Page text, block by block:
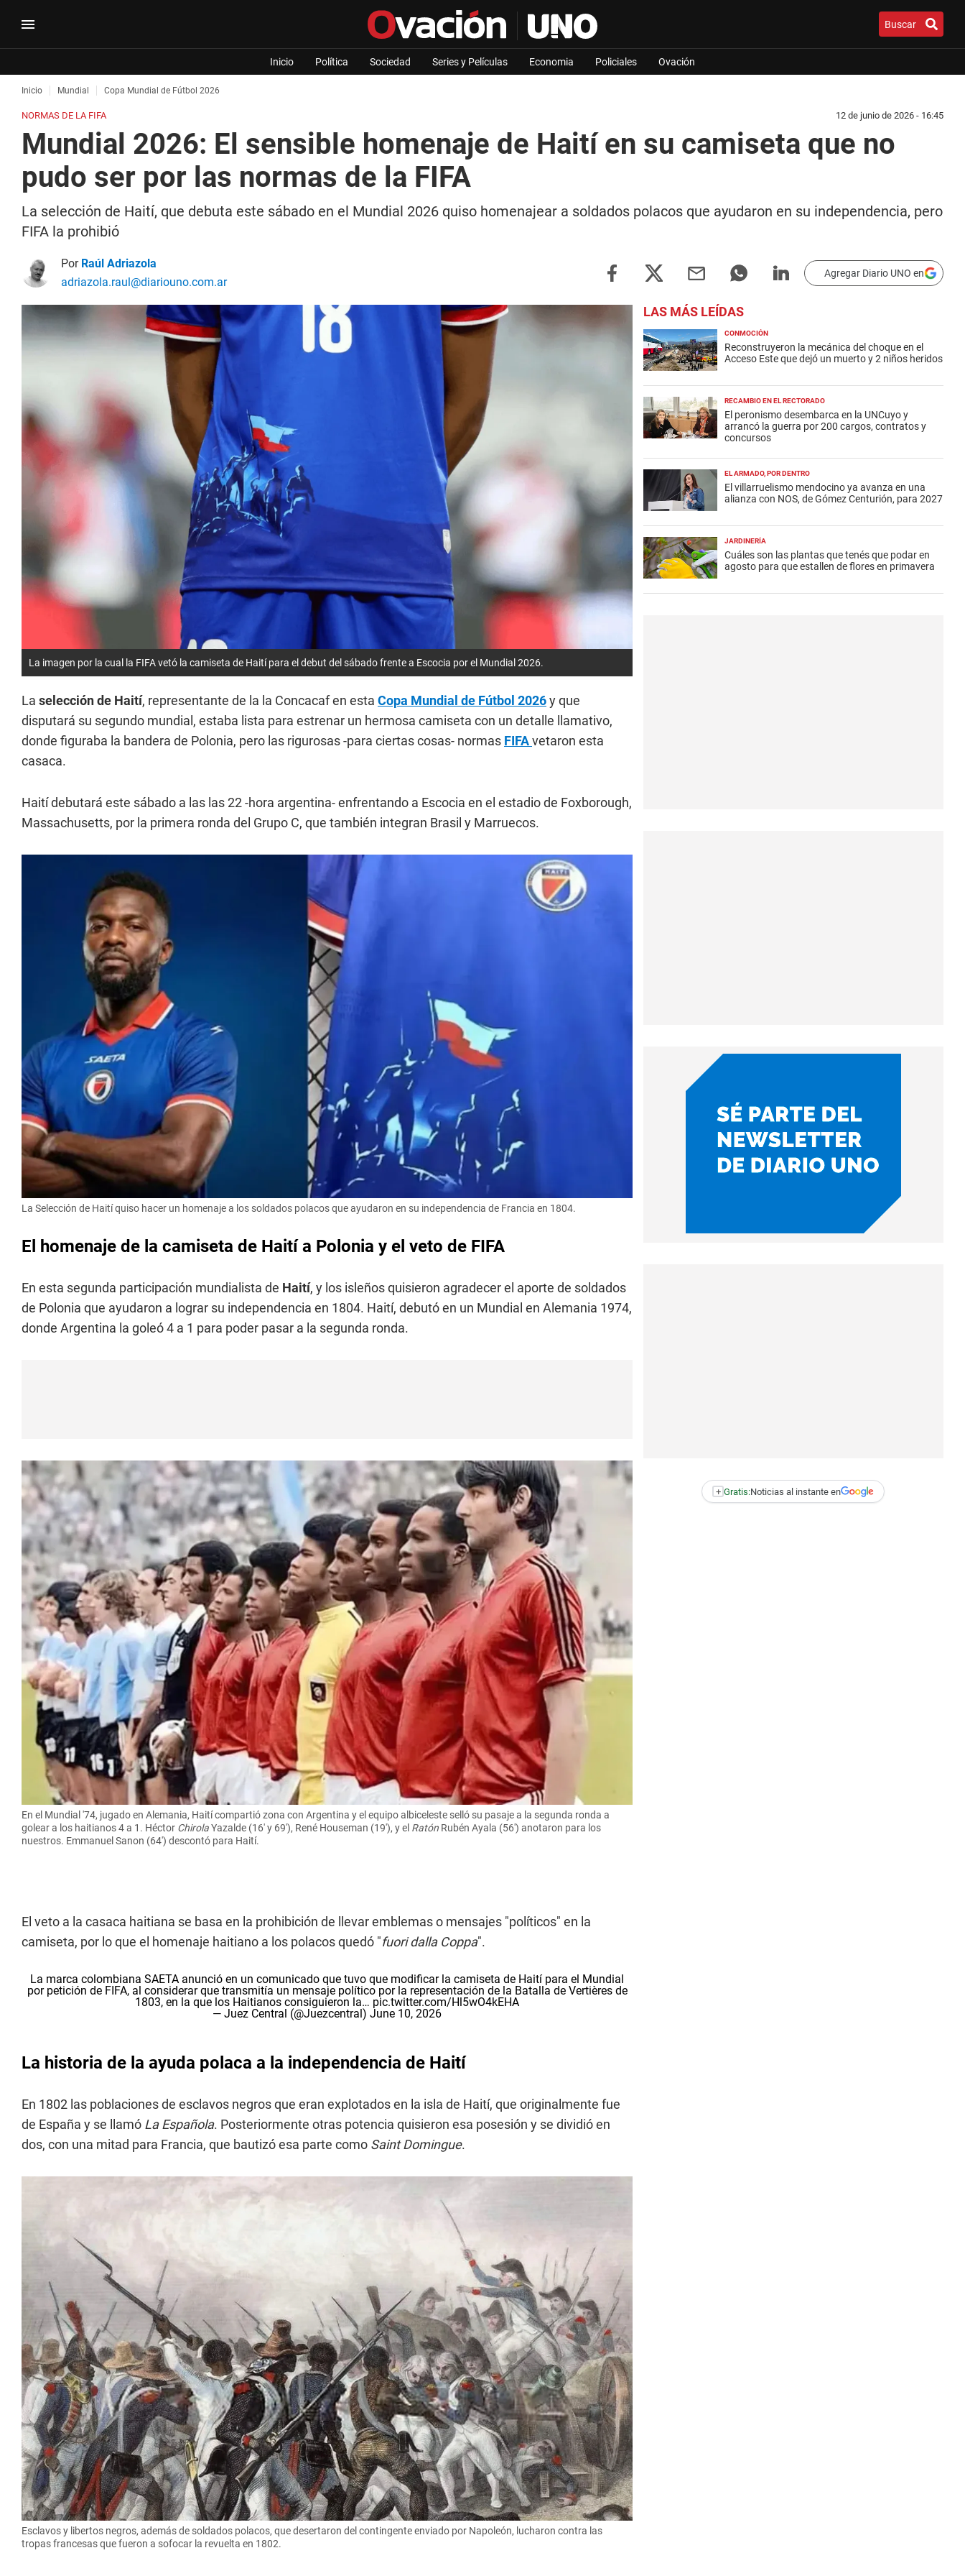
Buscar
Inicio Política Sociedad Series y Películas Economia Policiales Ovación
Inicio Mundial Copa Mundial de Fútbol 2026
NORMAS DE LA FIFA 12 de junio de 2026 - 16:45
Mundial 2026: El sensible homenaje de Haití en su camiseta que no
pudo ser por las normas de la FIFA
La selección de Haití, que debuta este sábado en el Mundial 2026 quiso homenajear a soldados polacos que ayudaron en su independencia, pero
FIFA la prohibió
Por Raúl Adriazola
adriazola.raul@diariouno.com.ar
Agregar Diario UNO en
La imagen por la cual la FIFA vetó la camiseta de Haití para el debut del sábado frente a Escocia por el Mundial 2026.
La selección de Haití, representante de la la Concacaf en esta Copa Mundial de Fútbol 2026y que
disputará su segundo mundial, estaba lista para estrenar un hermosa camiseta con un detalle llamativo,
donde figuraba la bandera de Polonia, pero las rigurosas -para ciertas cosas- normas FIFAvetaron esta
casaca.
Haití debutará este sábado a las las 22 -hora argentina- enfrentando a Escocia en el estadio de Foxborough,
Massachusetts, por la primera ronda del Grupo C, que también integran Brasil y Marruecos.
La Selección de Haití quiso hacer un homenaje a los soldados polacos que ayudaron en su independencia de Francia en 1804.
El homenaje de la camiseta de Haití a Polonia y el veto de FIFA
En esta segunda participación mundialista de Haití, y los isleños quisieron agradecer el aporte de soldados
de Polonia que ayudaron a lograr su independencia en 1804. Haití, debutó en un Mundial en Alemania 1974,
donde Argentina la goleó 4 a 1 para poder pasar a la segunda ronda.
En el Mundial '74, jugado en Alemania, Haití compartió zona con Argentina y el equipo albiceleste selló su pasaje a la segunda ronda a
golear a los haitianos 4 a 1. Héctor ChirolaYazalde (16' y 69'), René Houseman (19'), y el Ratón Rubén Ayala (56') anotaron para los
nuestros. Emmanuel Sanon (64') descontó para Haití.
El veto a la casaca haitiana se basa en la prohibición de llevar emblemas o mensajes "políticos" en la
camiseta, por lo que el homenaje haitiano a los polacos quedó "fuori dalla Coppa".
La marca colombiana SAETA anunció en un comunicado que tuvo que modificar la camiseta de Haití para el Mundial
por petición de FIFA, al considerar que transmitía un mensaje político por la representación de la Batalla de Vertières de
1803, en la que los Haitianos consiguieron la… pic.twitter.com/Hl5wO4kEHA
— Juez Central (@Juezcentral) June 10, 2026
La historia de la ayuda polaca a la independencia de Haití
En 1802 las poblaciones de esclavos negros que eran explotados en la isla de Haití, que originalmente fue
de España y se llamó La Española. Posteriormente otras potencia quisieron esa posesión y se dividió en
dos, con una mitad para Francia, que bautizó esa parte como Saint Domingue.
Esclavos y libertos negros, además de soldados polacos, que desertaron del contingente enviado por Napoleón, lucharon contra las
tropas francesas que fueron a sofocar la revuelta en 1802.
LAS MÁS LEÍDAS
CONMOCIÓN
Reconstruyeron la mecánica del choque en el
Acceso Este que dejó un muerto y 2 niños heridos
RECAMBIO EN EL RECTORADO
El peronismo desembarca en la UNCuyo y
arrancó la guerra por 200 cargos, contratos y
concursos
EL ARMADO, POR DENTRO
El villarruelismo mendocino ya avanza en una
alianza con NOS, de Gómez Centurión, para 2027
JARDINERÍA
Cuáles son las plantas que tenés que podar en
agosto para que estallen de flores en primavera
+ Gratis:Noticias al instante en